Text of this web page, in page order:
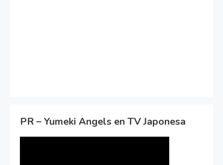
PR – Yumeki Angels en TV Japonesa